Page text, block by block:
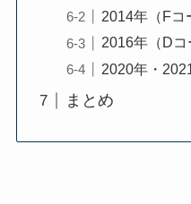
2014年（F
2016年（D
2020年・
まとめ